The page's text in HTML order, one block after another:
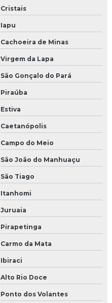
Cristais
Iapu
Cachoeira de Minas
Virgem da Lapa
São Gonçalo do Pará
Piraúba
Estiva
Caetanópolis
Campo do Meio
São João do Manhuaçu
São Tiago
Itanhomi
Juruaia
Pirapetinga
Carmo da Mata
Ibiraci
Alto Rio Doce
Ponto dos Volantes